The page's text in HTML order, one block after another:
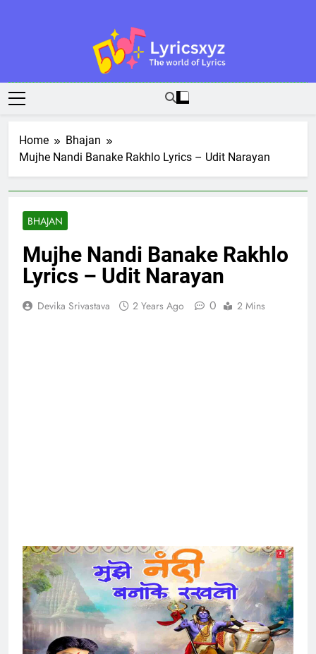
Lyricsxyz
The World Of Lyrics
Home
Bhajan
Mujhe Nandi Banake Rakhlo Lyrics – Udit Narayan
BHAJAN
Mujhe Nandi Banake Rakhlo
Lyrics – Udit Narayan
Devika Srivastava 2 Years Ago 0 2 Mins